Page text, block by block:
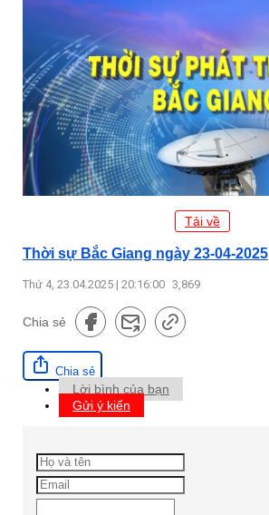
Tải về
Thời sự Bắc Giang ngày 23-04-2025
Thứ 4, 23.04.2025 | 20:16:00 3,869
Chia sẻ
Chia sẻ
Lời bình của bạn
Gửi ý kiến